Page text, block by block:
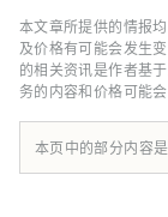
封
“珍
优
本文章所提供的情报
及价格有可能会发生
的相关资讯是作者基
务的内容和价格可能
本页中的部分内容